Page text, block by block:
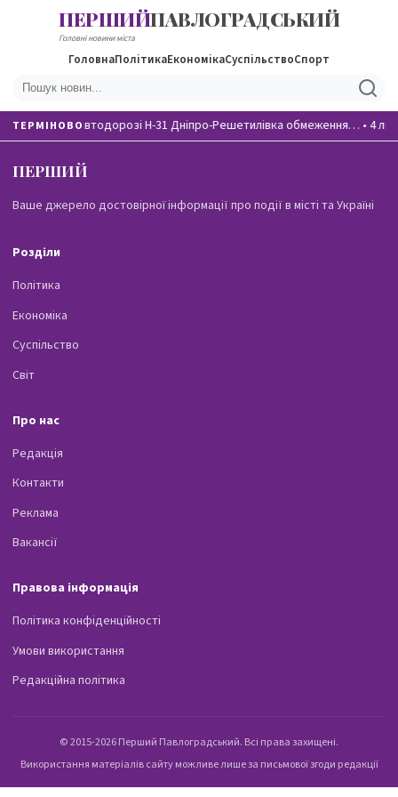
ПЕРШИЙПАВЛОГРАДСЬКИЙ
Головні новини міста
ГоловнаПолітикаЕкономікаСуспільствоСпорт
ТЕРМІНОВОНа автодорозі Н-31 Дніпро-Решетилівка обмеження… •4
ПЕРШИЙ
Ваше джерело достовірної інформації про події в місті та Україні
Розділи
Політика
Економіка
Суспільство
Світ
Про нас
Редакція
Контакти
Реклама
Вакансії
Правова інформація
Політика конфіденційності
Умови використання
Редакційна політика
© 2015-2026 Перший Павлоградський. Всі права захищені.
Використання матеріалів сайту можливе лише за письмової згоди редакції